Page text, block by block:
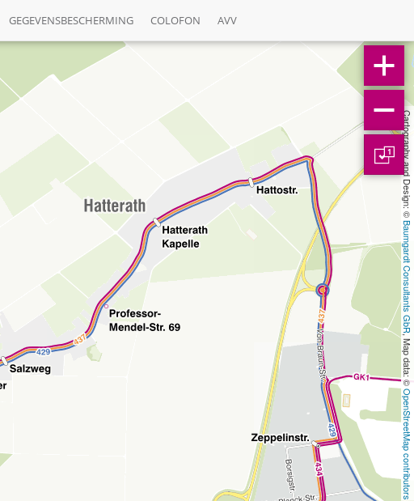
GEGEVENSBESCHERMING COLOFON AVV
Cartography and Design: ©
Baumgardt Consultants GbR
, Map data: ©
OpenStreetMap contributors
1